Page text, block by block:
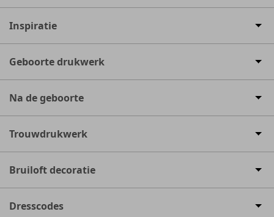
Inspiratie
Geboorte drukwerk
Na de geboorte
Trouwdrukwerk
Bruiloft decoratie
Dresscodes